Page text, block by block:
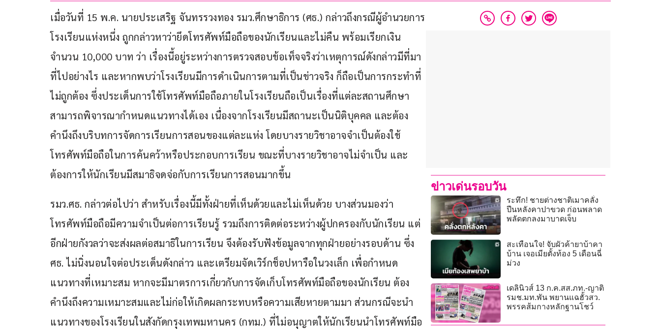
เมื่อวันที่ 15 พ.ค. นายประเสริฐ จันทรรวงทอง รมว.ศึกษาธิการ (ศธ.) กล่าวถึงกรณีผู้อำนวยการ
โรงเรียนแห่งหนึ่ง ถูกกล่าวหาว่ายึดโทรศัพท์มือถือของนักเรียนและไม่คืน พร้อมเรียกเงิน
จำนวน 10,000 บาท ว่า เรื่องนี้อยู่ระหว่างการตรวจสอบข้อเท็จจริงว่าเหตุการณ์ดังกล่าวมีที่มา
ที่ไปอย่างไร และหากพบว่าโรงเรียนมีการดำเนินการตามที่เป็นข่าวจริง ก็ถือเป็นการกระทำที่
ไม่ถูกต้อง ซึ่งประเด็นการใช้โทรศัพท์มือถือภายในโรงเรียนถือเป็นเรื่องที่แต่ละสถานศึกษา
สามารถพิจารณากำหนดแนวทางได้เอง เนื่องจากโรงเรียนมีสถานะเป็นนิติบุคคล และต้อง
คำนึงถึงบริบทการจัดการเรียนการสอนของแต่ละแห่ง โดยบางรายวิชาอาจจำเป็นต้องใช้
โทรศัพท์มือถือในการค้นคว้าหรือประกอบการเรียน ขณะที่บางรายวิชาอาจไม่จำเป็น และ
ต้องการให้นักเรียนมีสมาธิจดจ่อกับการเรียนการสอนมากขึ้น
รมว.ศธ. กล่าวต่อไปว่า สำหรับเรื่องนี้มีทั้งฝ่ายที่เห็นด้วยและไม่เห็นด้วย บางส่วนมองว่า
โทรศัพท์มือถือมีความจำเป็นต่อการเรียนรู้ รวมถึงการติดต่อระหว่างผู้ปกครองกับนักเรียน แต่
อีกฝ่ายกังวลว่าจะส่งผลต่อสมาธิในการเรียน จึงต้องรับฟังข้อมูลจากทุกฝ่ายอย่างรอบด้าน ซึ่ง
ศธ. ไม่นิ่งนอนใจต่อประเด็นดังกล่าว และเตรียมจัดเวิร์กช็อปหารือในวงเล็ก เพื่อกำหนด
แนวทางที่เหมาะสม หากจะมีมาตรการเกี่ยวกับการจัดเก็บโทรศัพท์มือถือของนักเรียน ต้อง
คำนึงถึงความเหมาะสมและไม่ก่อให้เกิดผลกระทบหรือความเสียหายตามมา ส่วนกรณีจะนำ
แนวทางของโรงเรียนในสังกัดกรุงเทพมหานคร (กทม.) ที่ไม่อนุญาตให้นักเรียนนำโทรศัพท์มือ
ข่าวเด่นรอบวัน
ระทึก! ชายต่างชาติเมาคลั่ง
ปีนหลังคาปาขวด ก่อนพลาด
พลัดตกลงมาบาดเจ็บ
สะเทือนใจ! จับผัวค้ายาบ้าคา
บ้าน เจอเมียตั้งท้อง 5 เดือนฉี่
ม่วง
เดลินิวส์ 13 ก.ค.สส.ภท.-ญาติ
รมช.มท.พัน พยานแฉฮั้วสว.
พรรคส้มกางหลักฐานโชว์